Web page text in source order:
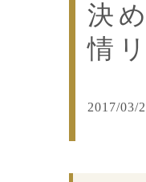
決
情
2017/